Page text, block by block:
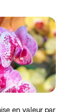
en valeur par